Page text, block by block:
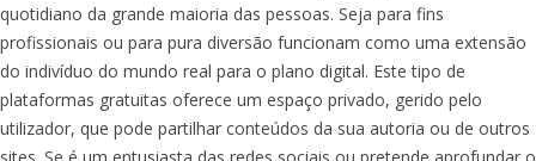
quotidiano da grande maioria das pessoas. Seja para fins
profissionais ou para pura diversão funcionam como uma extensão
do indivíduo do mundo real para o plano digital. Este tipo de
plataformas gratuitas oferece um espaço privado, gerido pelo
utilizador, que pode partilhar conteúdos da sua autoria ou de outros
sites. Se é um entusiasta das redes sociais ou pretende aprofundar o